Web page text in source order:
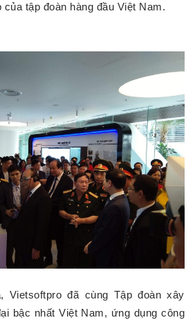
của tập đoàn hàng đầu Việt Nam.
Vietsoftpro đã cùng Tập đoàn xây
bậc nhất Việt Nam, ứng dụng công